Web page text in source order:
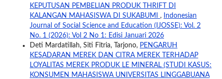
KEPUTUSAN PEMBELIAN PRODUK THRIFT DI
KALANGAN MAHASISWA DI SUKABUMI ,
Indonesian
Journal of Social Science and Education (IJOSSE): Vol. 2
No. 1 (2026): Vol 2 No 1: Edisi Januari 2026
Deti Mardatillah, Siti Fitria, Tarjono, PENGARUH
KESADARAN MEREK DAN CITRA MEREK TERHADAP
LOYALITAS MEREK PRODUK LE MINERAL (STUDI KASUS:
KONSUMEN MAHASISWA UNIVERSITAS LINGGABUANA